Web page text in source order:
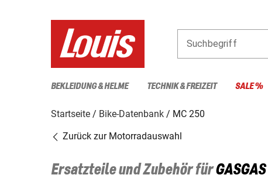
Suchbegriff
BEKLEIDUNG & HELME TECHNIK & FREIZEIT SALE %
Startseite Bike-Datenbank
MC 250
Zurück zur Motorradauswahl
Ersatzteile und Zubehör fürGASGAS